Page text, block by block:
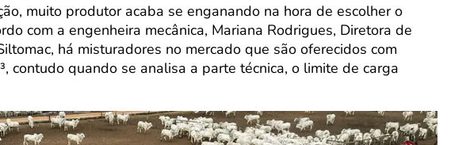
muito produtor acaba se enganando na hora de escolher o
com a engenheira mecânica, Mariana Rodrigues, Diretora de
há misturadores no mercado que são oferecidos com
contudo quando se analisa a parte técnica, o limite de carga